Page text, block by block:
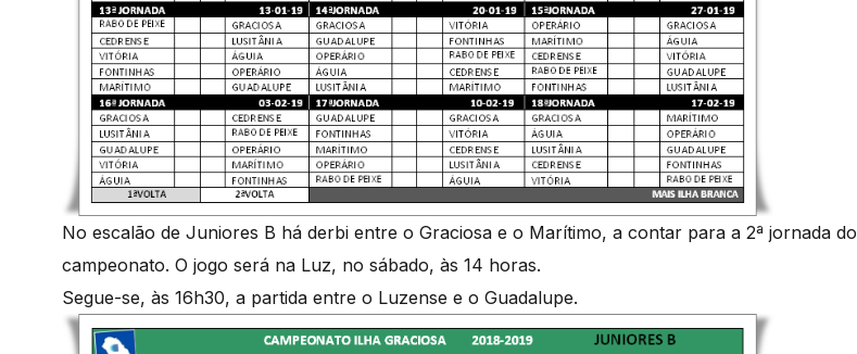
No escalão de Juniores B há derbi entre o Graciosa e o Marítimo, a contar para a 2ª jornada do
campeonato. O jogo será na Luz, no sábado, às 14 horas.
Segue-se, às 16h30, a partida entre o Luzense e o Guadalupe.